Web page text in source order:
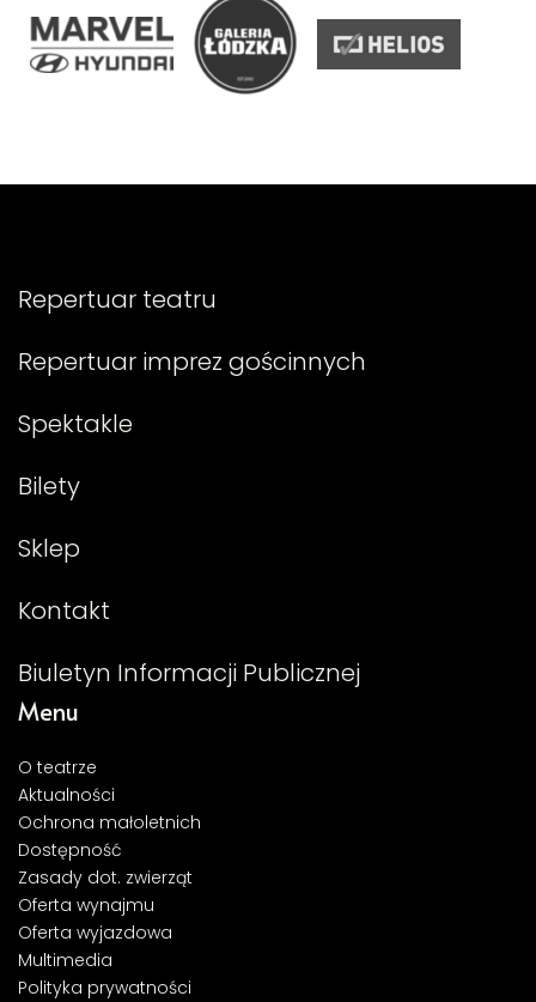
Repertuar teatru
Repertuar imprez gościnnych
Spektakle
Bilety
Sklep
Kontakt
Biuletyn Informacji Publicznej
Menu
O teatrze
Aktualności
Ochrona małoletnich
Dostępność
Zasady dot. zwierząt
Oferta wynajmu
Oferta wyjazdowa
Multimedia
Polityka prywatności